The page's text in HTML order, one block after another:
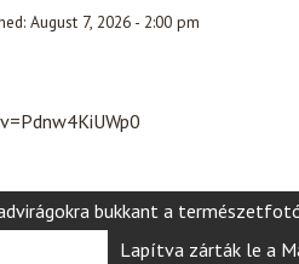
August 7, 2026 - 2:00 pm
bukkant a
Lapítva zárták le a